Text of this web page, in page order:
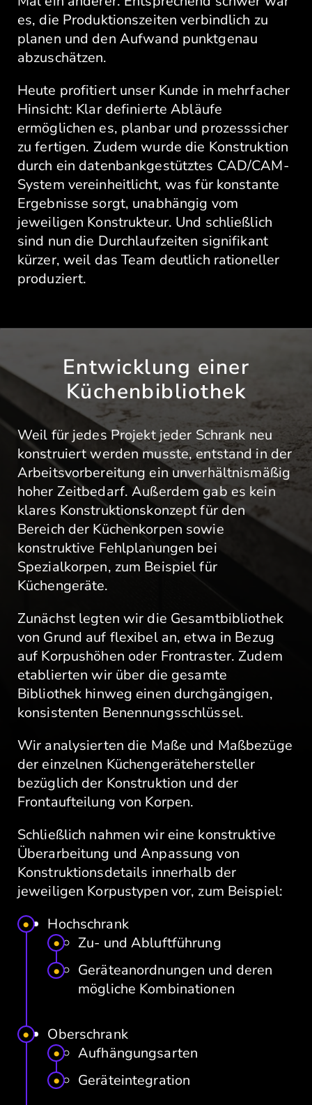
es, die Produktionszeiten verbindlich zu
planen und den Aufwand punktgenau
abzuschätzen.
Heute profitiert unser Kunde in mehrfacher
Hinsicht: Klar definierte Abläufe
ermöglichen es, planbar und prozesssicher
zu fertigen. Zudem wurde die Konstruktion
durch ein datenbankgestütztes CAD/CAM-
System vereinheitlicht, was für konstante
Ergebnisse sorgt, unabhängig vom
jeweiligen Konstrukteur. Und schließlich
sind nun die Durchlaufzeiten signifikant
kürzer, weil das Team deutlich rationeller
produziert.
Entwicklung einer
Küchenbibliothek
Weil für jedes Projekt jeder Schrank neu
konstruiert werden musste, entstand in der
Arbeitsvorbereitung ein unverhältnismäßig
hoher Zeitbedarf. Außerdem gab es kein
klares Konstruktionskonzept für den
Bereich der Küchenkorpen sowie
konstruktive Fehlplanungen bei
Spezialkorpen, zum Beispiel für
Küchengeräte.
Zunächst legten wir die Gesamtbibliothek
von Grund auf flexibel an, etwa in Bezug
auf Korpushöhen oder Frontraster. Zudem
etablierten wir über die gesamte
Bibliothek hinweg einen durchgängigen,
konsistenten Benennungsschlüssel.
Wir analysierten die Maße und Maßbezüge
der einzelnen Küchengerätehersteller
bezüglich der Konstruktion und der
Frontaufteilung von Korpen.
Schließlich nahmen wir eine konstruktive
Überarbeitung und Anpassung von
Konstruktionsdetails innerhalb der
jeweiligen Korpustypen vor, zum Beispiel:
Hochschrank
Zu- und Abluftführung
Geräteanordnungen und deren
mögliche Kombinationen
Oberschrank
Aufhängungsarten
Geräteintegration